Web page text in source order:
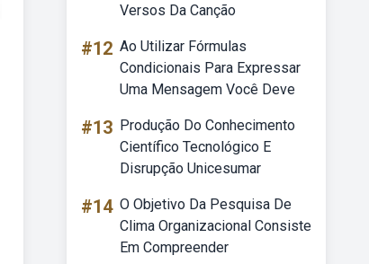
Versos Da Canção
#12 Ao Utilizar Fórmulas
Condicionais Para Expressar
Uma Mensagem Você Deve
#13 Produção Do Conhecimento
Científico Tecnológico E
Disrupção Unicesumar
#14 O Objetivo Da Pesquisa De
Clima Organizacional Consiste
Em Compreender